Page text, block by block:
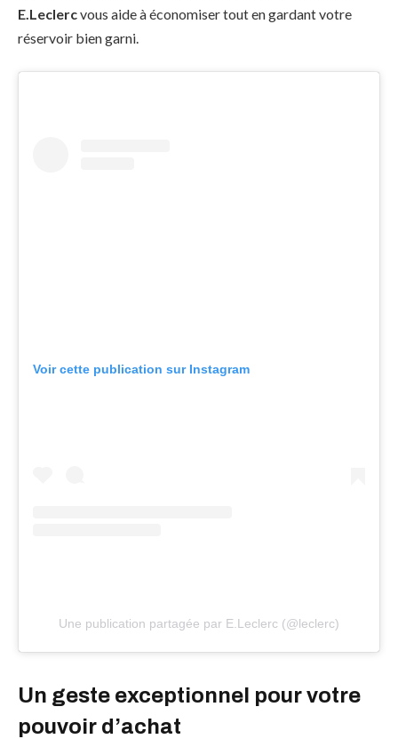
E.Leclercvous aide à économiser tout en gardant votre
réservoir bien garni.
Voir cette publication sur Instagram
Une publication partagée par E.Leclerc (@leclerc)
Un geste exceptionnel pour votre
pouvoir d’achat